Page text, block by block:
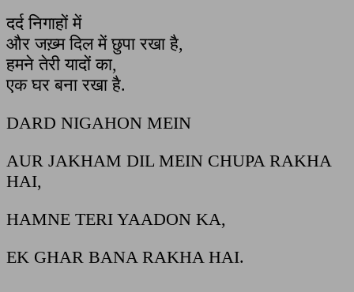
दर्द निगाहों में
और जख़्म दिल में छुपा रखा है,
हमने तेरी यादों का,
एक घर बना रखा है.
DARD NIGAHON MEIN
AUR JAKHAM DIL MEIN CHUPA RAKHA
HAI,
HAMNE TERI YAADON KA,
EK GHAR BANA RAKHA HAI.